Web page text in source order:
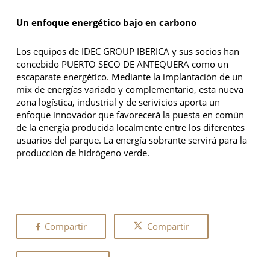
Un enfoque energético bajo en carbono
Los equipos de IDEC GROUP IBERICA y sus socios han
concebido PUERTO SECO DE ANTEQUERA como un
escaparate energético. Mediante la implantación de un
mix de energías variado y complementario, esta nueva
zona logística, industrial y de serivicios aporta un
enfoque innovador que favorecerá la puesta en común
de la energía producida localmente entre los diferentes
usuarios del parque. La energía sobrante servirá para la
producción de hidrógeno verde.
Compartir Compartir